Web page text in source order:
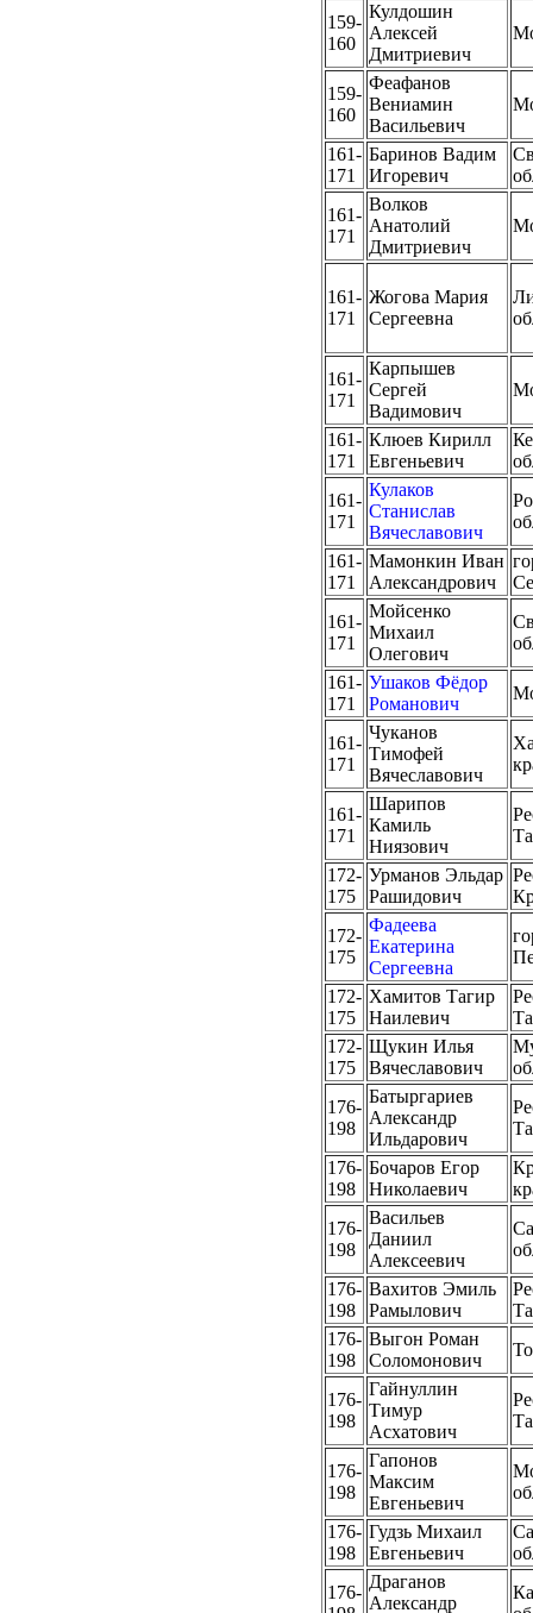
159-
160
Кулдошин
Алексей
Дмитриевич
159-
160
Феафанов
Вениамин
Васильевич
161-
171
Баринов Вадим
Игоревич
161-
171
Волков
Анатолий
Дмитриевич
161-
171
Жогова Мария
Сергеевна
161-
171
Карпышев
Сергей
Вадимович
161-
171
Клюев Кирилл
Евгеньевич
161-
171
Кулаков
Станислав
Вячеславович
161-
171
Мамонкин Иван
Александрович
161-
171
Мойсенко
Михаил
Олегович
161-
171
Ушаков Фёдор
Романович
161-
171
Чуканов
Тимофей
Вячеславович
161-
171
Шарипов
Камиль
Ниязович
172-
175
Урманов Эльдар
Рашидович
172-
175
Фадеева
Екатерина
Сергеевна
172-
175
Хамитов Тагир
Наилевич
172-
175
Щукин Илья
Вячеславович
176-
198
Батыргариев
Александр
Ильдарович
176-
198
Бочаров Егор
Николаевич
176-
198
Васильев
Даниил
Алексеевич
176-
198
Вахитов Эмиль
Рамылович
176-
198
Выгон Роман
Соломонович
176-
198
Гайнуллин
Тимур
Асхатович
176-
198
Гапонов
Максим
Евгеньевич
176-
198
Гудзь Михаил
Евгеньевич
176-
Драганов
Александр